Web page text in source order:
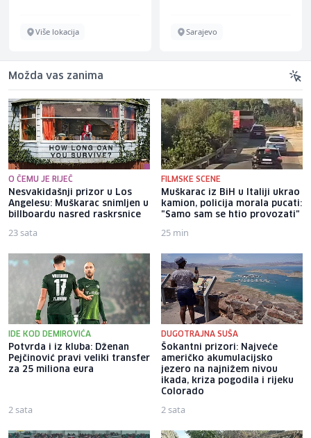
Više lokacija Sarajevo
Možda vas zanima
O ČEMU JE RIJEČ
Nesvakidašnji prizor u Los
Angelesu: Muškarac snimljen u
billboardu nasred raskrsnice
23 sata
FILMSKE SCENE
Muškarac iz BiH u Italiji ukrao
kamion, policija morala pucati:
"Samo sam se htio provozati"
25 min
IDE KOD DEMIROVIĆA
Potvrda i iz kluba: Dženan
Pejčinović pravi veliki transfer
za 25 miliona eura
2 sata
DUGOTRAJNA SUŠA
Šokantni prizori: Najveće
američko akumulacijsko
jezero na najnižem nivou
ikada, kriza pogodila i rijeku
Colorado
2 sata